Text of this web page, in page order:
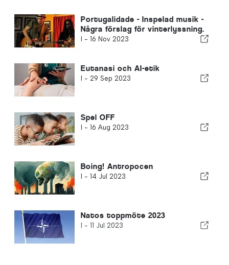
Portugalidade - Inspelad musik -
Några förslag för vinterlyssning.
I - 16 Nov 2023
Eutanasi och AI-etik
I - 29 Sep 2023
Spel OFF
I - 16 Aug 2023
Boing! Antropocen
I - 14 Jul 2023
Natos toppmöte 2023
I - 11 Jul 2023